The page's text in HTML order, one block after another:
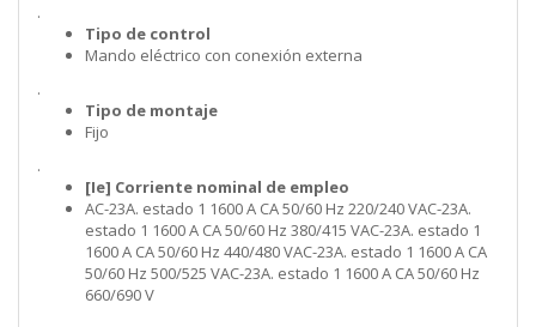
.
Tipo de control
Mando eléctrico con conexión externa
.
Tipo de montaje
Fijo
.
[Ie] Corriente nominal de empleo
AC-23A. estado 1 1600 A CA 50/60 Hz 220/240 VAC-23A.
estado 1 1600 A CA 50/60 Hz 380/415 VAC-23A. estado 1
1600 A CA 50/60 Hz 440/480 VAC-23A. estado 1 1600 A CA
50/60 Hz 500/525 VAC-23A. estado 1 1600 A CA 50/60 Hz
660/690 V